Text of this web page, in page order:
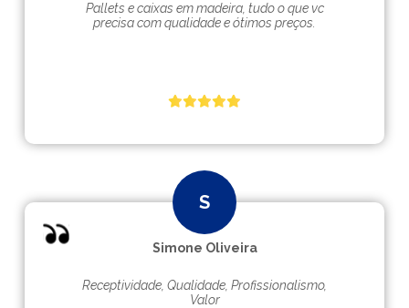
Pallets e caixas em madeira, tudo o que vc
precisa com qualidade e ótimos preços.
Simone Oliveira
Receptividade, Qualidade, Profissionalismo,
Valor